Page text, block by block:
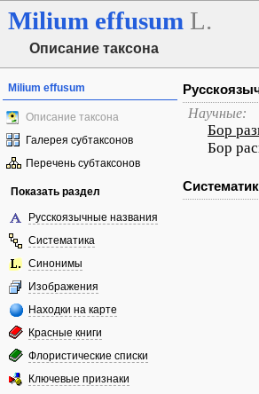
Milium effusum L.
Описание таксона
Milium effusum
Описание таксона
Галерея субтаксонов
Перечень субтаксонов
Показать раздел
Русскоязычные названия
Систематика
Синонимы
Изображения
Находки на карте
Красные книги
Флористические списки
Ключевые признаки
Научные:
Бор
Бор